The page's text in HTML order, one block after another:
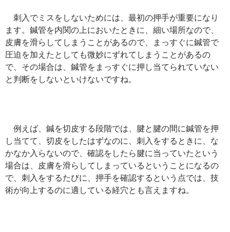
刺入でミスをしないためには、最初の押手が重要になり
ます。鍼管を内関の上においたときに、細い場所なので、
皮膚を滑らしてしまうことがあるので、まっすぐに鍼管で
圧迫を加えたとしても微妙にずれてしまうことがあるの
で、その場合は、鍼管をまっすぐに押し当てられていない
と判断をしないといけないですね。
例えば、鍼を切皮する段階では、腱と腱の間に鍼管を押
し当てて、切皮をしたはずなのに、刺入をするときに、な
かなか入らないので、確認をしたら腱に当っていたという
場合は、皮膚を滑らしてしまっているということになるの
で、刺入をするたびに、押手を確認するという点では、技
術が向上するのに適している経穴とも言えますね。